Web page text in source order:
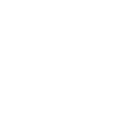
铝期货仓单151750吨
487525吨，下降1600
至83.8万吨，铝棒去
国内为锻轧铝及铝材
吨同比下降11.4%;2
吨同比下降10.6%，
月累计出口85.9万吨
乘用车市场零售77.2
上月同期增长33%，